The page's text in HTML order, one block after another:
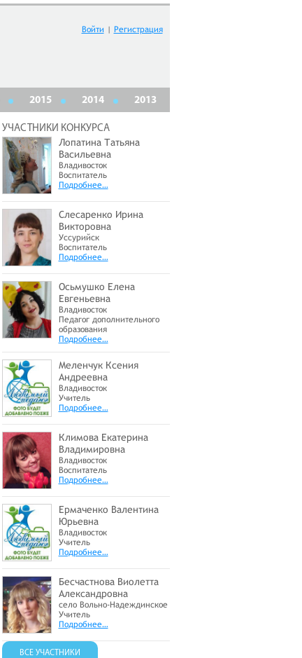
Войти | Регистрация
2015 2014 2013
УЧАСТНИКИ КОНКУРСА
Лопатина Татьяна
Васильевна
Владивосток
Воспитатель
Подробнее…
Слесаренко Ирина
Викторовна
Уссурийск
Воспитатель
Подробнее…
Осьмушко Елена
Евгеньевна
Владивосток
Педагог дополнительного
образования
Подробнее…
Меленчук Ксения
Андреевна
Владивосток
Учитель
Подробнее…
Климова Екатерина
Владимировна
Владивосток
Воспитатель
Подробнее…
Ермаченко Валентина
Юрьевна
Владивосток
Учитель
Подробнее…
Бесчастнова Виолетта
Александровна
село Вольно-Надеждинское
Учитель
Подробнее…
ВСЕ УЧАСТНИКИ